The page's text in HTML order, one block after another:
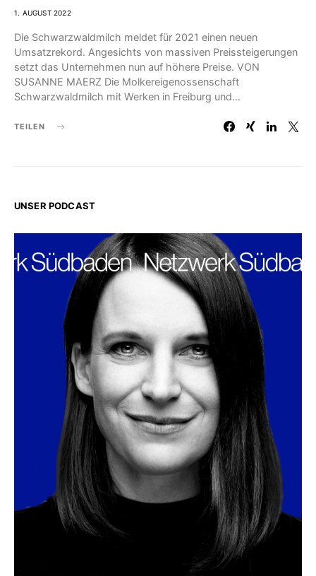
1. AUGUST 2022
Die Schwarzwaldmilch meldet für 2021 einen neuen
Umsatzrekord. Angesichts von massiven Preissteigerungen
setzt das Unternehmen nun auf höhere Preise. VON
SUSANNE MAERZ Die Molkereigenossenschaft
Schwarzwaldmilch mit Werken in Freiburg und…
TEILEN
UNSER PODCAST